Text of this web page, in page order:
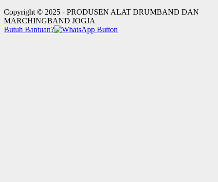
Copyright © 2025 - PRODUSEN ALAT DRUMBAND DAN
MARCHINGBAND JOGJA
Butuh Bantuan?